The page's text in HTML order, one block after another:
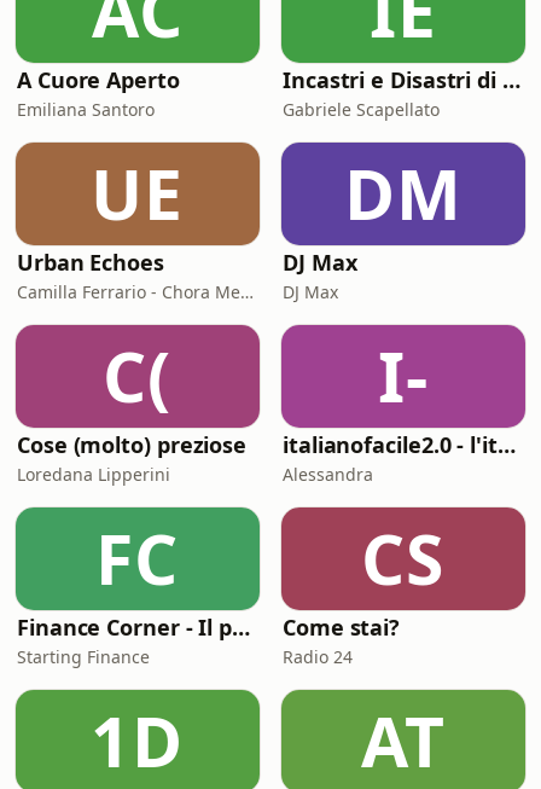
A Cuore Aperto
Emiliana Santoro
Incastri e Disastri di Coppia
Gabriele Scapellato
UE
Urban Echoes
Camilla Ferrario - Chora Media
DM
DJ Max
DJ Max
C(
Cose (molto) preziose
Loredana Lipperini
I-
italianofacile2.0 - l'italiano con le canzoni
Alessandra
FC
Finance Corner - Il podcast di Starting Finance
Starting Finance
CS
Come stai?
Radio 24
1D AT